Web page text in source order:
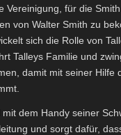
Vereinigung, für die
von Walter Smith zu
sich die Rolle von
Talleys Familie und
damit mit seiner Hilfe
dem Handy seiner
und sorgt dafür,